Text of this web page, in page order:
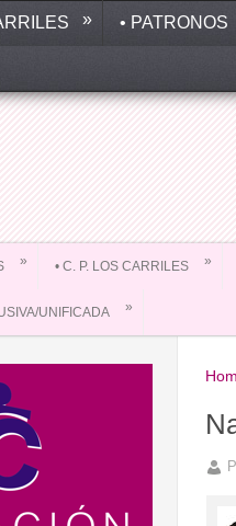
» • PATRONOS
» • C. P. LOS CARRILES »
UNIFICADA »